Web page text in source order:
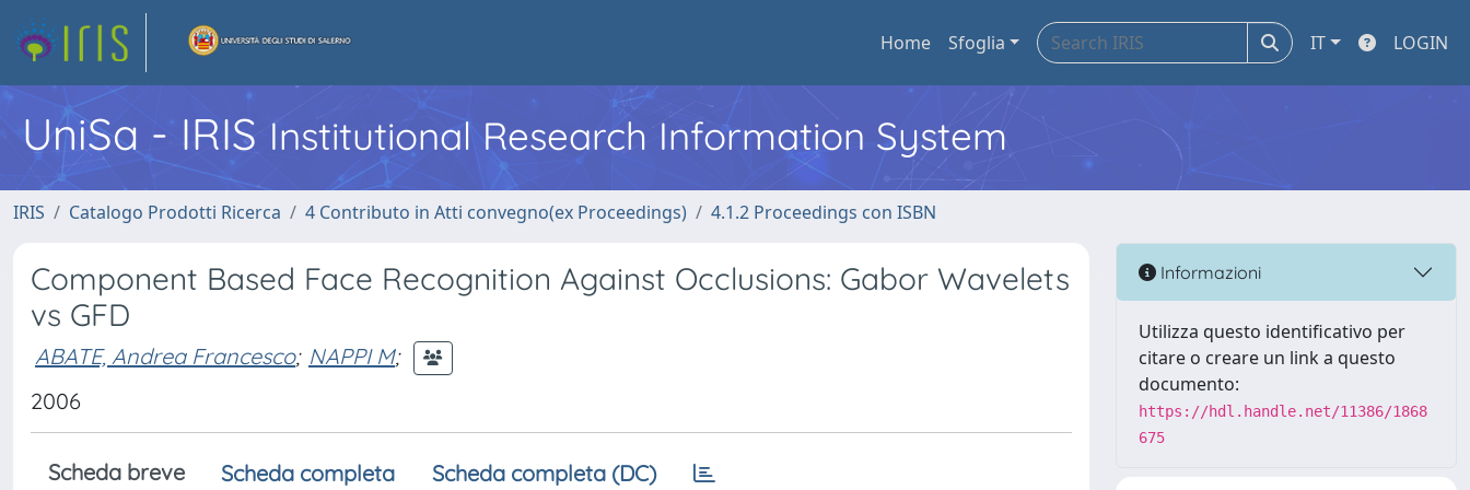
Home Sfoglia IT LOGIN
UniSa - IRIS Institutional Research Information System
IRIS Catalogo Prodotti Ricerca 4 Contributo in Atti convegno(ex Proceedings) 4.1.2 Proceedings con ISBN
Component Based Face Recognition Against Occlusions: Gabor Wavelets
vs GFD
ABATE, Andrea Francesco; NAPPI M;
2006
Scheda breve Scheda completa Scheda completa (DC)
Informazioni
Utilizza questo identificativo per
citare o creare un link a questo
documento:
https://hdl.handle.net/11386/1868
675